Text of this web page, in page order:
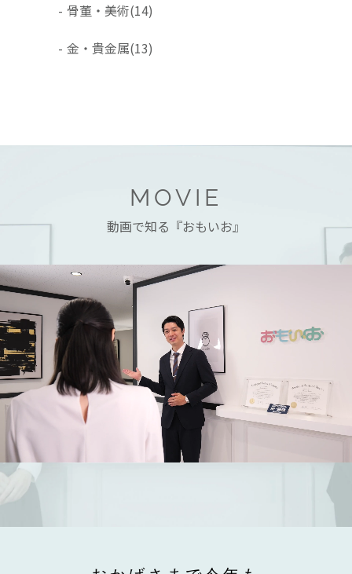
- 骨董・美術(14)
- 金・貴金属(13)
MOVIE
動画で知る『おもいお』